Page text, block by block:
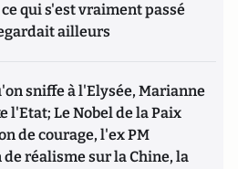
qui s'est vraiment passé
ailleurs
sniffe à l'Elysée, Marianne
l'Etat; Le Nobel de la Paix
de courage, l'ex PM
réalisme sur la Chine, la